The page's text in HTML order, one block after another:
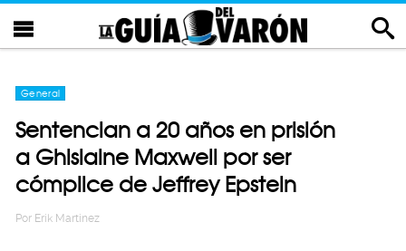
General
Sentencian a 20 años en prisión
a Ghislaine Maxwell por ser
cómplice de Jeffrey Epstein
Por Erik Martinez